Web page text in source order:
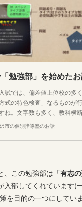
勉強部」を始めた
試では、偏差値上位校の多
式の特色検査」なるものが
ね。文字数も多く、教科横
市の個別指導塾のお話
、この勉強部は「有志
入部してくれています(
を目的の一つにしていま